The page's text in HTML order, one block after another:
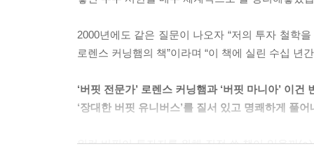
여러분이 투자하는 목적은 지금부터 10년 뒤와
러분은 그 주식을 많이 사야 합니다. 또한 지침을
해서는 안 됩니다. 장기간 이익이 꾸준히 증가하
---「2장. 투자」중에서
2000년에도 같은 질문이 나오자 “저의 투자 철학
로렌스 커닝햄의 책”이라며 “이 책에 실린 수십 년
‘버핏 전문가’ 로렌스 커닝햄과 ‘버핏 마니아’ 이건
‘장대한 버핏 유니버스’를 질서 있고 명쾌하게 풀어
워런 버핏이 투자자를 위해 직접 쓴 책이 있을까